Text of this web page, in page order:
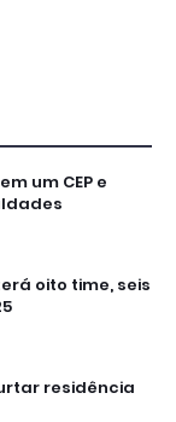
um CEP e
oito time, seis
residência